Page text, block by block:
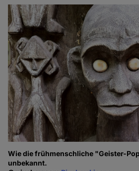
Wie die frühmenschliche "Geister-
unbekannt.